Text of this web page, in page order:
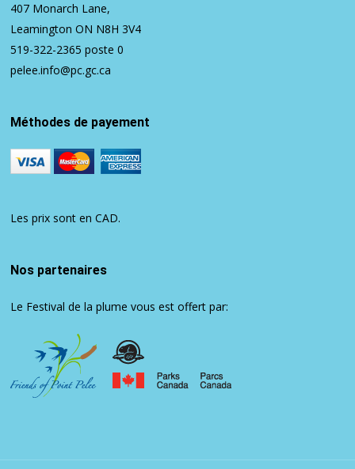
407 Monarch Lane,
Leamington ON N8H 3V4
519-322-2365 poste 0
pelee.info@pc.gc.ca
Méthodes de payement
Les prix sont en CAD.
Nos partenaires
Le Festival de la plume vous est offert par: